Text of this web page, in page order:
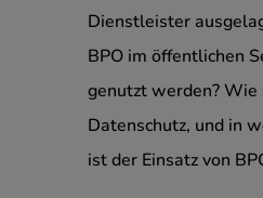
Dienstleister
BPO im öffentlichen
genutzt werden? Wie
Datenschutz, und in
ist der Einsatz von